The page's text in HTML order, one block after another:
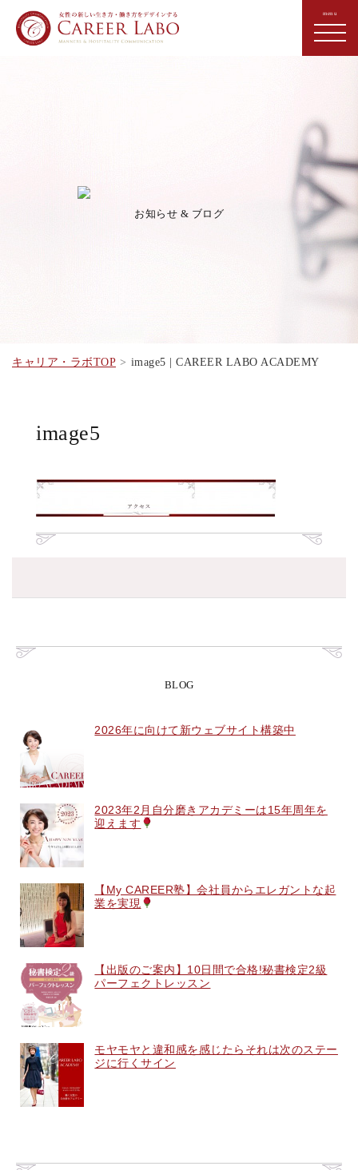
お知らせ & ブログ
キャリア・ラボTOP image5 | CAREER LABO ACADEMY
image5
BLOG
2026年に向けて新ウェブサイト構築中
2023年2月自分磨きアカデミーは15年周年を
迎えます
【My CAREER塾】会社員からエレガントな起
業を実現
【出版のご案内】10日間で合格!秘書検定2級
パーフェクトレッスン
モヤモヤと違和感を感じたらそれは次のステー
ジに行くサイン